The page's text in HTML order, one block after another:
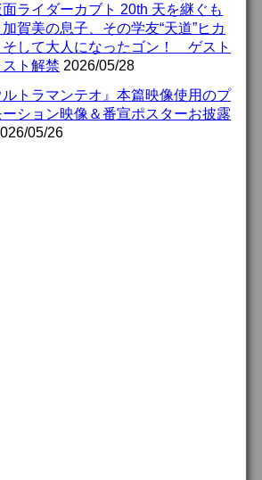
面ライダーカブト 20th 天を継ぐも
賀美の息子、その学友“天道”ヒカ
そして大人になったゴン！ ゲスト
スト解禁 2026/05/28
ルトラマンテオ』本篇映像使用のプ
ーション映像＆番宣ポスターお披露
05/26